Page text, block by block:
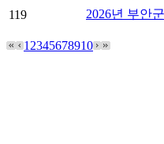
119
2026년 부안
1 2345678910